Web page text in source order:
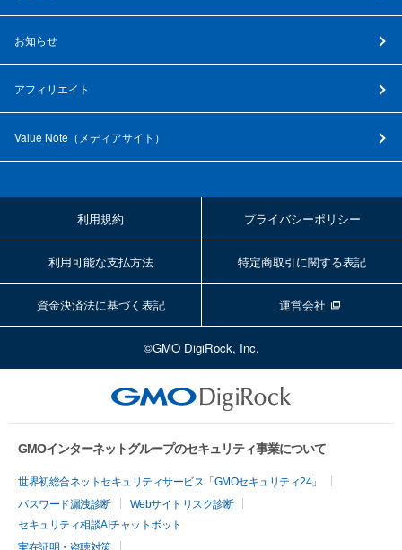
お知らせ
アフィリエイト
Value Note（ メディアサイト ）
利用規約 プライバシーポリシー
利用可能な支払方法 特定商取引に関する表記
資金決済法に基づく表記 運営会社
©GMO DigiRock, Inc.
GMOインターネットグループのセキュリティ事業について
世界初総合ネットセキュリティサービス「GMOセキュリティ24」
パスワード漏洩診断
Webサイトリスク診断
セキュリティ相談AIチャットボット
実在証明・盗聴対策